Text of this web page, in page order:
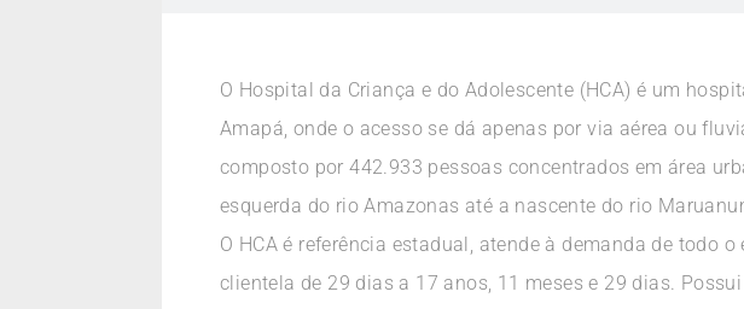
O Hospital da Criança e do Adolescente (HCA) é um
Amapá, onde o acesso se dá apenas por via aérea ou
composto por 442.933 pessoas concentrados em área
esquerda do rio Amazonas até a nascente do rio
O HCA é referência estadual, atende à demanda de todo
clientela de 29 dias a 17 anos, 11 meses e 29 dias.